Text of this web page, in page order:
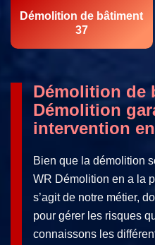
Démolition de bâtiment
37
Démolition de
Démolition
intervention
Bien que la démolition
WR Démolition en a la
s’agit de notre métier,
pour gérer les risques
connaissons les